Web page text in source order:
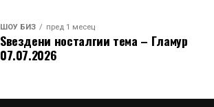
ШОУ БИЗ пред 1 месец
Ѕвездени носталгии тема – Гламур
07.07.2026